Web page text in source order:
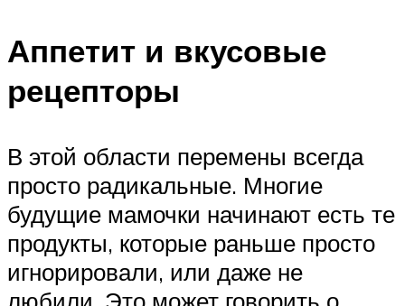
Аппетит и вкусовые
рецепторы
В этой области перемены всегда
просто радикальные. Многие
будущие мамочки начинают есть те
продукты, которые раньше просто
игнорировали, или даже не